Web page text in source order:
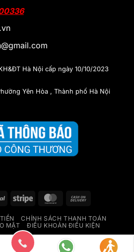
Hà Nội cấp ngày 10/10/2023
Yên Hòa , Thành phố Hà Nội
PayPal Stripe MasterCard
Delivery
CHÍNH SÁCH THANH TOÁN
MẬT
ĐIỀU KHOẢN ĐIỀU KIỆN
An - Limousine Vip Hà Nội Ninh